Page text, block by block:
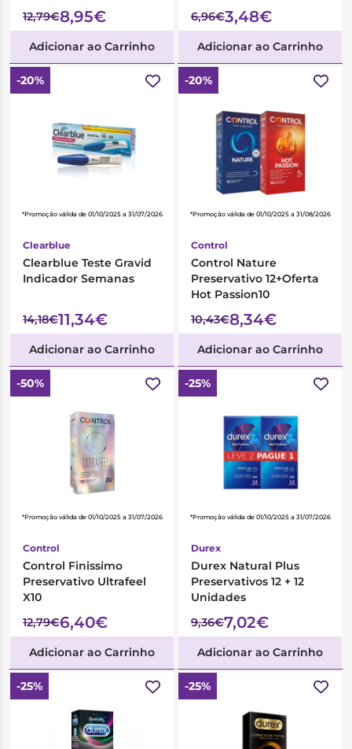
12,79€8,95€
Adicionar ao Carrinho
6,96€3,48€
Adicionar ao Carrinho
-20%
*Promoção válida de 01/10/2025 a 31/07/2026
Clearblue
Clearblue Teste Gravid
Indicador Semanas
14,18€11,34€
Adicionar ao Carrinho
-20%
*Promoção válida de 01/10/2025 a 31/08/2026
Control
Control Nature
Preservativo 12+Oferta
Hot Passion10
10,43€8,34€
Adicionar ao Carrinho
-50%
*Promoção válida de 01/10/2025 a 31/07/2026
Control
Control Finissimo
Preservativo Ultrafeel
X10
12,79€6,40€
Adicionar ao Carrinho
-25%
*Promoção válida de 01/10/2025 a 31/07/2026
Durex
Durex Natural Plus
Preservativos 12 + 12
Unidades
9,36€7,02€
Adicionar ao Carrinho
-25% -25%